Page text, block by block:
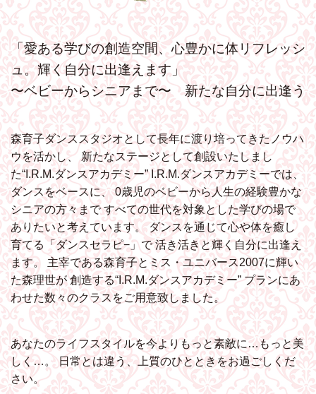
「愛ある学びの創造空間、心豊かに体リフレッシ
ュ。輝く自分に出逢えます」
〜ベビーからシニアまで〜 新たな自分に出逢う
森育子ダンススタジオとして長年に渡り培ってきたノウハ
ウを活かし、 新たなステージとして創設いたしまし
た“I.R.M.ダンスアカデミー”I.R.M.ダンスアカデミーでは、
ダンスをベースに、0歳児のベビーから人生の経験豊かな
シニアの方々まですべての世代を対象とした学びの場で
ありたいと考えています。 ダンスを通じて心や体を癒し
育てる「ダンスセラピ−」で活き活きと輝く自分に出逢え
ます。
主宰である森育子とミス・ユニバース2007に輝い
た森理世が創造する“I.R.M.ダンスアカデミー”プランにあ
わせた数々のクラスをご用意致しました。
あなたのライフスタイルを今よりもっと素敵に…もっと美
しく…。日常とは違う、上質のひとときをお過ごしくだ
さい。